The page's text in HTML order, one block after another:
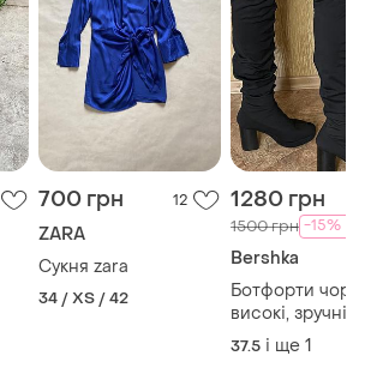
700 грн 12
ZARA
Сукня zara
34 / XS / 42
1280 грн
1500 грн -15%
Bershka
Ботфорти
високі, зручні
37.5 і ще 1